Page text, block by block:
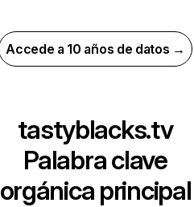
Accede a 10 años de datos →
tastyblacks.tv
Palabra clave
orgánica principal